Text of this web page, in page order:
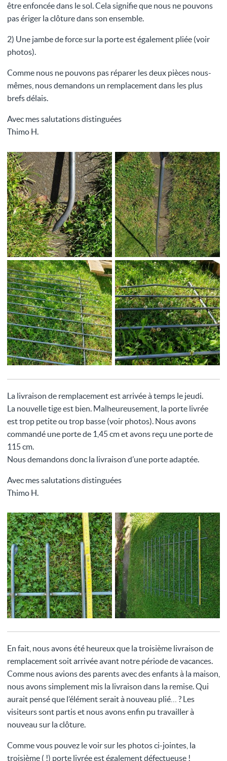
être enfoncée dans le sol. Cela signifie que nous ne pouvons
pas ériger la clôture dans son ensemble.
2) Une jambe de force sur la porte est également pliée (voir
photos).
Comme nous ne pouvons pas réparer les deux pièces nous-
mêmes, nous demandons un remplacement dans les plus
brefs délais.
Avec mes salutations distinguées
Thimo H.
La livraison de remplacement est arrivée à temps le jeudi.
La nouvelle tige est bien. Malheureusement, la porte livrée
est trop petite ou trop basse (voir photos). Nous avons
commandé une porte de 1,45 cm et avons reçu une porte de
115 cm.
Nous demandons donc la livraison d’une porte adaptée.
Avec mes salutations distinguées
Thimo H.
En fait, nous avons été heureux que la troisième livraison de
remplacement soit arrivée avant notre période de vacances.
Comme nous avions des parents avec des enfants à la maison,
nous avons simplement mis la livraison dans la remise. Qui
aurait pensé que l’élément serait à nouveau plié… ? Les
visiteurs sont partis et nous avons enfin pu travailler à
nouveau sur la clôture.
Comme vous pouvez le voir sur les photos ci-jointes, la
troisième ( !) porte livrée est également défectueuse !